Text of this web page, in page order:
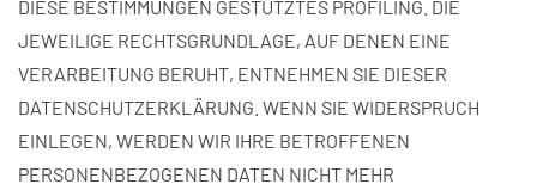
DIESE BESTIMMUNGEN GESTÜTZTES PROFILING. DIE
JEWEILIGE RECHTSGRUNDLAGE, AUF DENEN EINE
VERARBEITUNG BERUHT, ENTNEHMEN SIE DIESER
DATENSCHUTZERKLÄRUNG. WENN SIE WIDERSPRUCH
EINLEGEN, WERDEN WIR IHRE BETROFFENEN
PERSONENBEZOGENEN DATEN NICHT MEHR